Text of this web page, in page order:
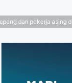
dan pekerja asing